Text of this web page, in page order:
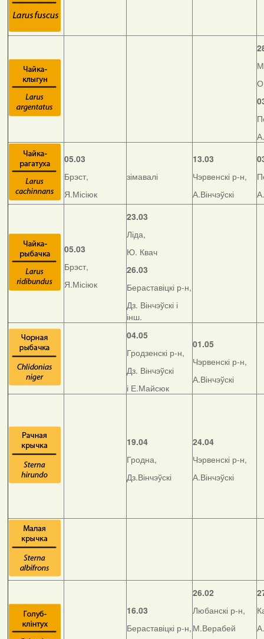
05.03
Брэст,
Я.Місіюк
зімавалі
13.03
Чэрвенскі р-н,
А.Вінчэўскі
05.03
Брэст,
Я.Місіюк
23.03
Ліда,
Ю. Квач
26.03
Бераставіцкі р-н,
Дз. Вінчэўскі і
інш.
04.05
Гродзенскі р-н,
Дз. Вінчэўскі
і Е.Майсюк
01.05
Чэрвенскі р-н,
А.Вінчэўскі
19.04
Гродна,
Дз.Вінчэўскі
24.04
Чэрвенскі р-н,
А.Вінчэўскі
16.03
Бераставіцкі р-н,
26.02
Любанскі р-н,
М.Верабей